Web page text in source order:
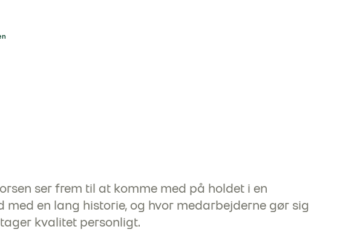
ser frem til at komme med på holdet i en
med en lang historie, og hvor medarbejderne gør sig
kvalitet personligt.